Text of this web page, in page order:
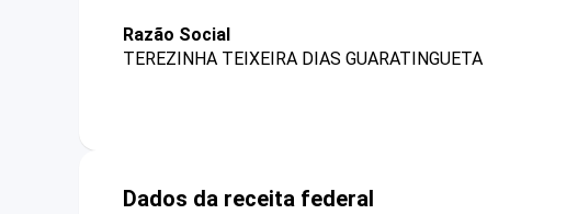
Razão Social
TEREZINHA TEIXEIRA DIAS GUARATINGUETA
Dados da receita federal